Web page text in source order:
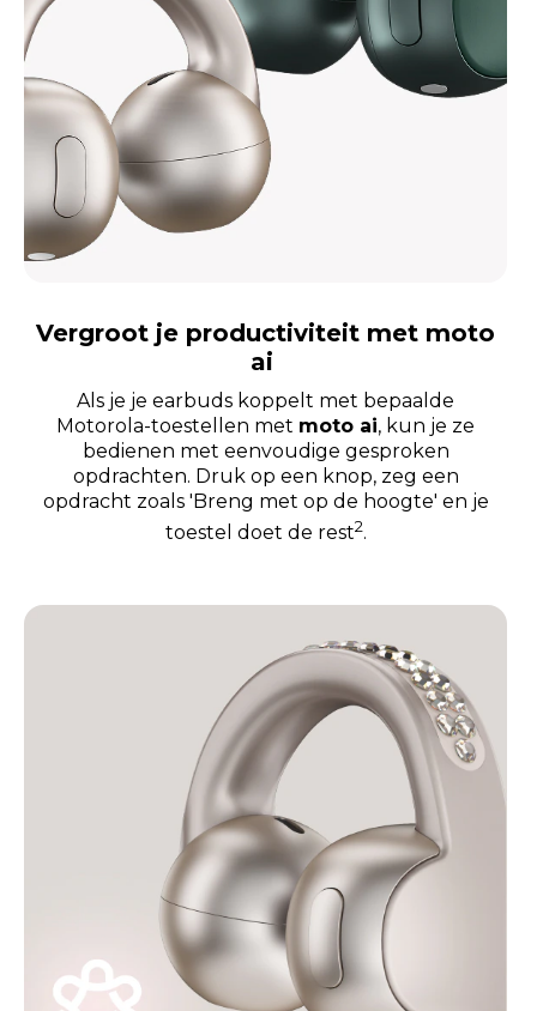
Vergroot je productiviteit met moto
ai
Als je je earbuds koppelt met bepaalde
Motorola-toestellen met moto ai, kun je ze
bedienen met eenvoudige gesproken
opdrachten. Druk op een knop, zeg een
opdracht zoals 'Breng met op de hoogte' en je
toestel doet de rest2.